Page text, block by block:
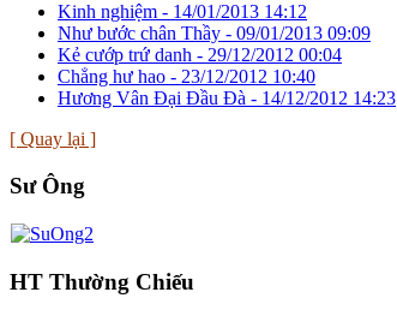
Kinh nghiệm - 14/01/2013 14:12
Như bước chân Thầy - 09/01/2013 09:09
Kẻ cướp trứ danh - 29/12/2012 00:04
Chẳng hư hao - 23/12/2012 10:40
Hương Vân Đại Đầu Đà - 14/12/2012 14:23
[ Quay lại ]
Sư Ông
HT Thường Chiếu